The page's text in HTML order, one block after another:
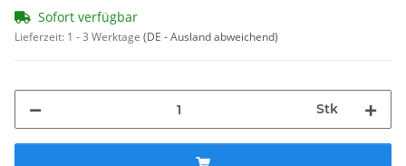
Sofort verfügbar
Lieferzeit: 1 - 3 Werktage (DE - Ausland abweichend)
Stk